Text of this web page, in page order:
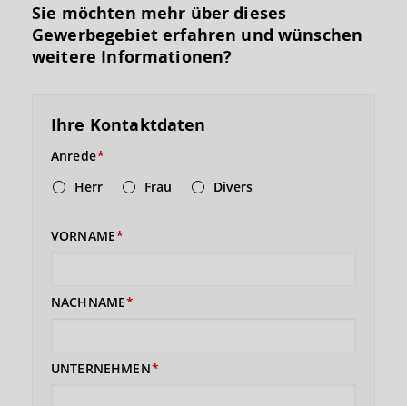
Sie möchten mehr über dieses
Gewerbegebiet erfahren und wünschen
weitere Informationen?
Ihre Kontaktdaten
Anrede
Herr
Frau Divers
VORNAME
NACHNAME
UNTERNEHMEN